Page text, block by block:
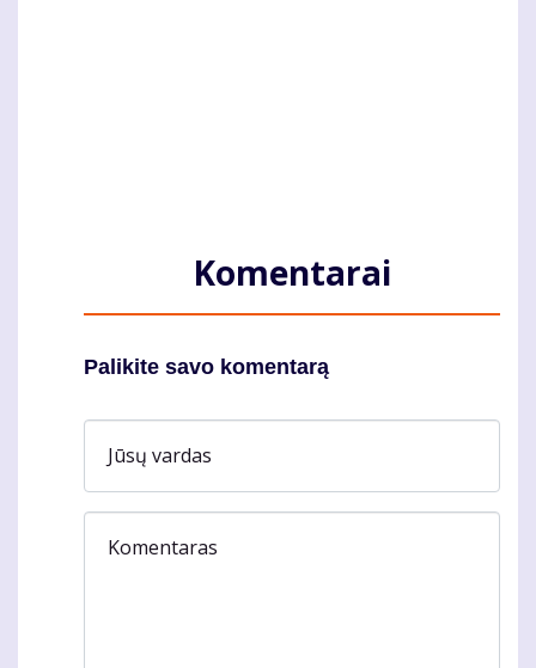
Komentarai
Palikite savo komentarą
Jūsų vardas
Komentaras